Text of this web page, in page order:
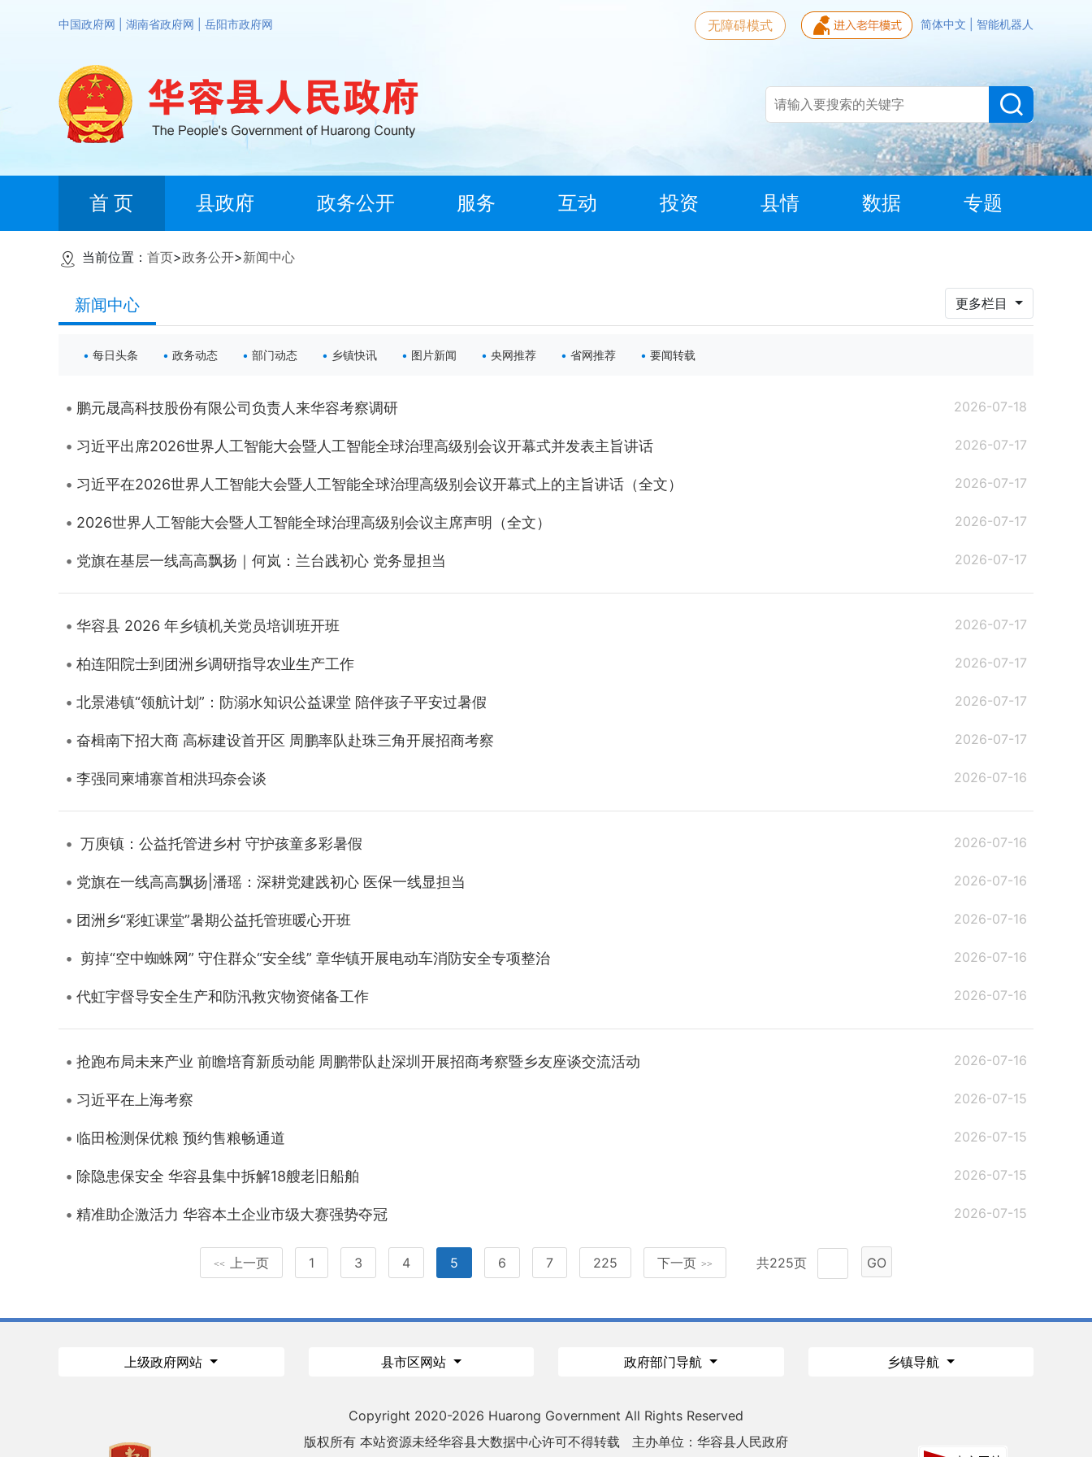
中国政府网 湖南省政府网 岳阳市政府网 简体中文 智能机器人
无障碍模式
首 页 县政府 政务公开 服务 互动 投资 县情 数据 专题
当前位置： 首页>政务公开>新闻中心
新闻中心 更多栏目
每日头条 政务动态 部门动态 乡镇快讯 图片新闻 央网推荐 省网推荐 要闻转载
鹏元晟高科技股份有限公司负责人来华容考察调研 2026-07-18
习近平出席2026世界人工智能大会暨人工智能全球治理高级别会议开幕式并发表主旨讲话 2026-07-17
习近平在2026世界人工智能大会暨人工智能全球治理高级别会议开幕式上的主旨讲话（全文） 2026-07-17
2026世界人工智能大会暨人工智能全球治理高级别会议主席声明（全文） 2026-07-17
党旗在基层一线高高飘扬｜何岚：兰台践初心 党务显担当 2026-07-17
华容县 2026 年乡镇机关党员培训班开班 2026-07-17
柏连阳院士到团洲乡调研指导农业生产工作 2026-07-17
北景港镇“领航计划”：防溺水知识公益课堂 陪伴孩子平安过暑假 2026-07-17
奋楫南下招大商 高标建设首开区 ‌周鹏率队赴珠三角开展招商考察 ‌ 2026-07-17
李强同柬埔寨首相洪玛奈会谈 2026-07-16
万庾镇：公益托管进乡村 守护孩童多彩暑假 2026-07-16
党旗在一线高高飘扬|潘瑶：深耕党建践初心 医保一线显担当 2026-07-16
团洲乡“彩虹课堂”暑期公益托管班暖心开班 2026-07-16
剪掉“空中蜘蛛网” 守住群众“安全线” 章华镇开展电动车消防安全专项整治 2026-07-16
代虹宇督导安全生产和防汛救灾物资储备工作 2026-07-16
抢跑布局未来产业 前瞻培育新质动能 ‌周鹏带队赴深圳开展招商考察暨乡友座谈交流活动‌ 2026-07-16
习近平在上海考察 2026-07-15
临田检测保优粮 预约售粮畅通道 2026-07-15
除隐患保安全 华容县集中拆解18艘老旧船舶 2026-07-15
精准助企激活力 华容本土企业市级大赛强势夺冠 2026-07-15
<< 上一页 1 3 4 5 6 7 225 下一页 >> 共225页 GO
上级政府网站 县市区网站 政府部门导航 乡镇导航
Copyright 2020-2026 Huarong Government All Rights Reserved
版权所有 本站资源未经华容县大数据中心许可不得转载
主办单位：华容县人民政府